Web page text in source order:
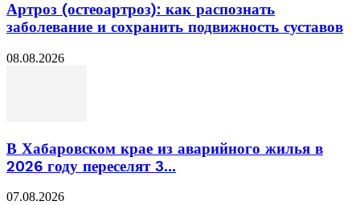
Артроз (остеоартроз): как распознать
заболевание и сохранить подвижность суставов
08.08.2026
В Хабаровском крае из аварийного жилья в
2026 году переселят 3...
07.08.2026